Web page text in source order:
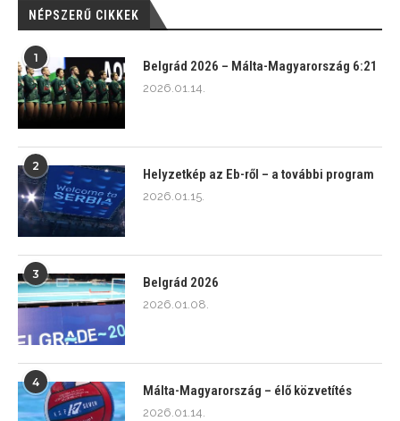
NÉPSZERŰ CIKKEK
1
Belgrád 2026 – Málta-Magyarország 6:21
2026.01.14.
2
Helyzetkép az Eb-ről – a további program
2026.01.15.
3
Belgrád 2026
2026.01.08.
4
Málta-Magyarország – élő közvetítés
2026.01.14.